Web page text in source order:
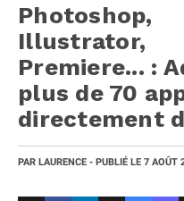
Photoshop,
Illustrator,
Premiere... :
plus de 70
directement
PAR LAURENCE - PUBLIÉ LE 7 AOÛT